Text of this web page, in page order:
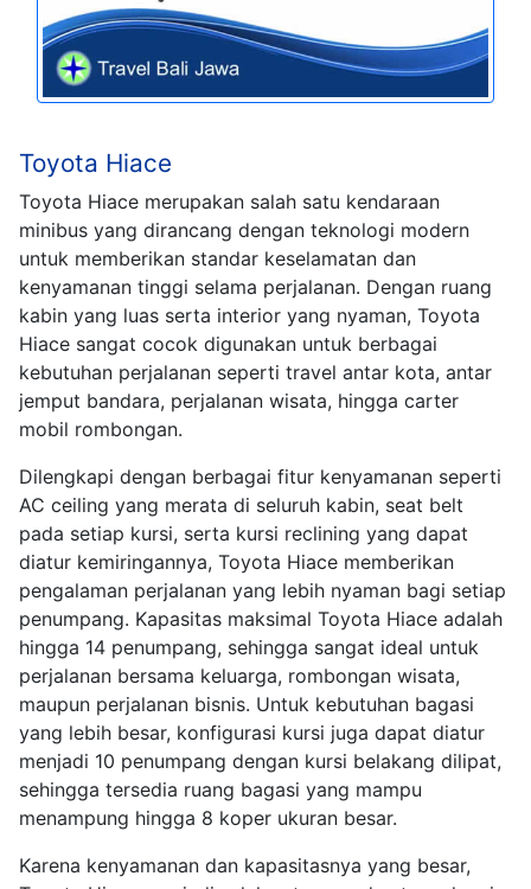
Toyota Hiace
Toyota Hiace merupakan salah satu kendaraan
minibus yang dirancang dengan teknologi modern
untuk memberikan standar keselamatan dan
kenyamanan tinggi selama perjalanan. Dengan ruang
kabin yang luas serta interior yang nyaman, Toyota
Hiace sangat cocok digunakan untuk berbagai
kebutuhan perjalanan seperti travel antar kota, antar
jemput bandara, perjalanan wisata, hingga carter
mobil rombongan.
Dilengkapi dengan berbagai fitur kenyamanan seperti
AC ceiling yang merata di seluruh kabin, seat belt
pada setiap kursi, serta kursi reclining yang dapat
diatur kemiringannya, Toyota Hiace memberikan
pengalaman perjalanan yang lebih nyaman bagi setiap
penumpang. Kapasitas maksimal Toyota Hiace adalah
hingga 14 penumpang, sehingga sangat ideal untuk
perjalanan bersama keluarga, rombongan wisata,
maupun perjalanan bisnis. Untuk kebutuhan bagasi
yang lebih besar, konfigurasi kursi juga dapat diatur
menjadi 10 penumpang dengan kursi belakang dilipat,
sehingga tersedia ruang bagasi yang mampu
menampung hingga 8 koper ukuran besar.
Karena kenyamanan dan kapasitasnya yang besar,